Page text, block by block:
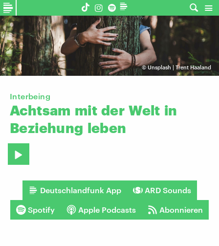
© Unsplash | Trent Haaland
Interbeing
Achtsam mit der Welt in
Beziehung leben
Deutschlandfunk App ARD Sounds
Spotify Apple Podcasts Abonnieren